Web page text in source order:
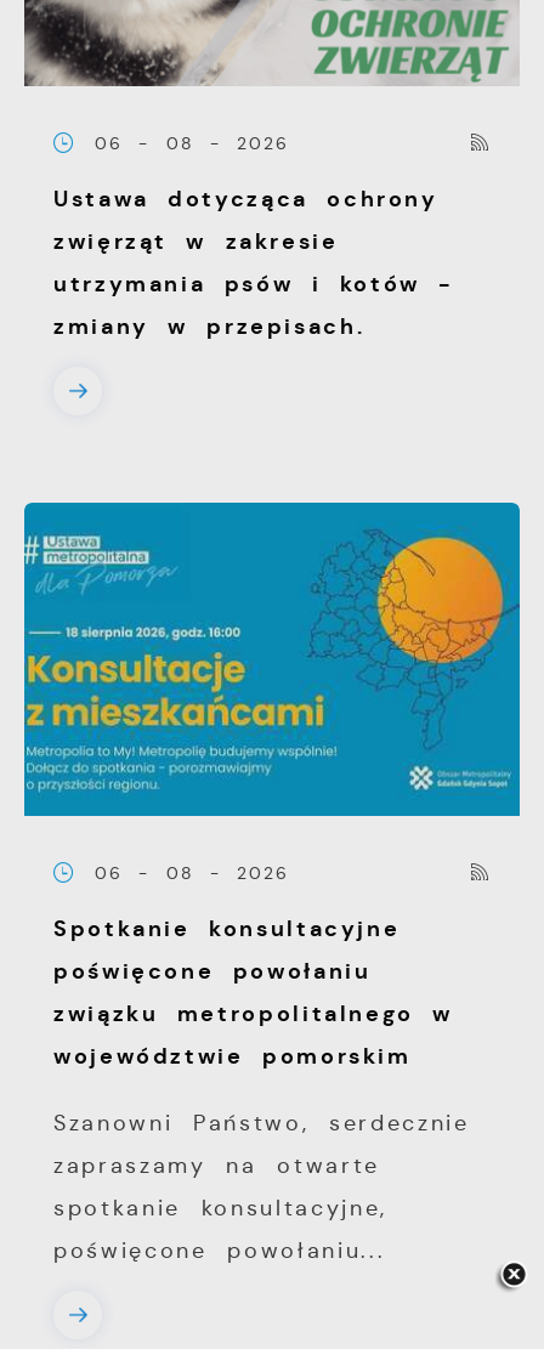
06 - 08 - 2026
Ustawa dotycząca ochrony
zwięrząt w zakresie
utrzymania psów i kotów -
zmiany w przepisach.
06 - 08 - 2026
Spotkanie konsultacyjne
poświęcone powołaniu
związku metropolitalnego w
województwie pomorskim
Szanowni Państwo, serdecznie
zapraszamy na otwarte
spotkanie konsultacyjne,
poświęcone powołaniu...